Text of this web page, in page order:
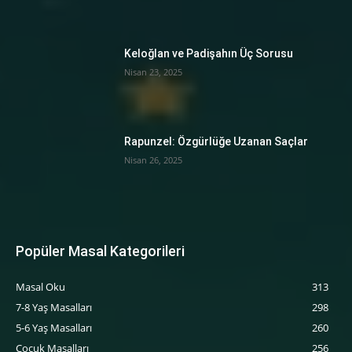
Keloğlan ve Padişahın Üç Sorusu
Nisan 23, 2025
Rapunzel: Özgürlüğe Uzanan Saçlar
Nisan 26, 2025
Popüler Masal Kategorileri
Masal Oku
313
7-8 Yaş Masalları
298
5-6 Yaş Masalları
260
‍Çocuk Masalları
256